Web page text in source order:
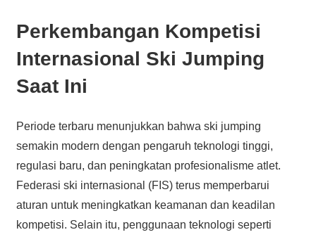
Perkembangan Kompetisi
Internasional Ski Jumping
Saat Ini
Periode terbaru menunjukkan bahwa ski jumping
semakin modern dengan pengaruh teknologi tinggi,
regulasi baru, dan peningkatan profesionalisme atlet.
Federasi ski internasional (FIS) terus memperbarui
aturan untuk meningkatkan keamanan dan keadilan
kompetisi. Selain itu, penggunaan teknologi seperti